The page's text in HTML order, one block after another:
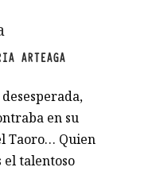
ARTEAGA
en su
Taoro… Quien
el talentoso